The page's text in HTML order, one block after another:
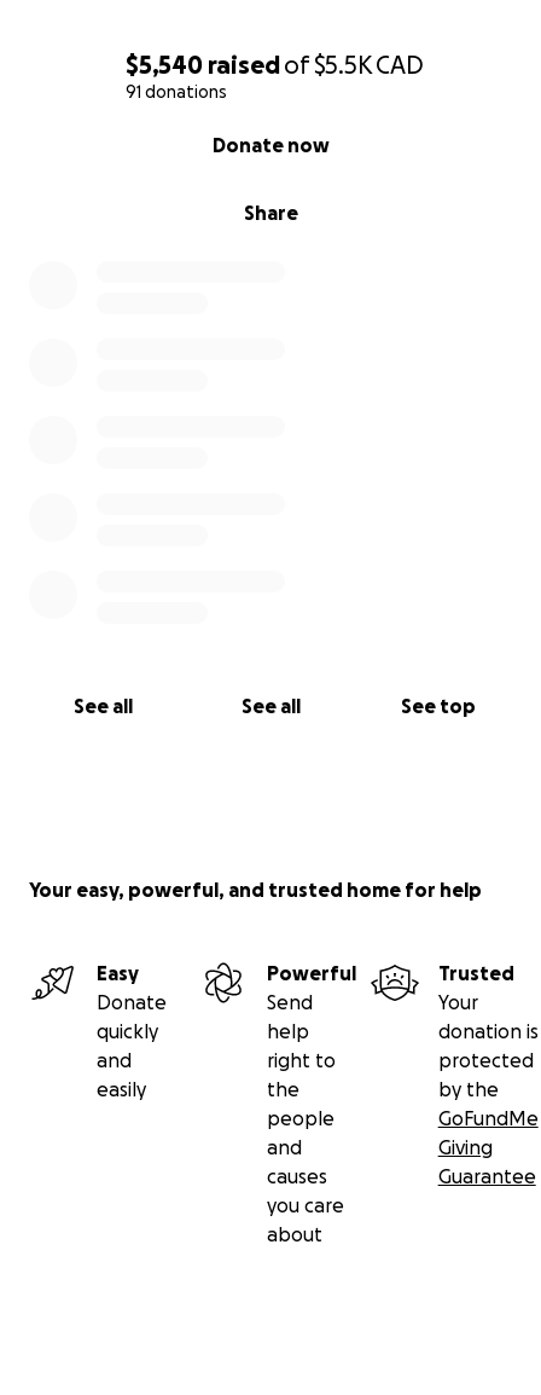
$5,540 raisedof$5.5KCAD
91 donations
Share
Donate now
See all See all See top
Your easy, powerful, and trusted home for help
Easy
Donate
quickly
and
easily
Powerful
Send
help
right to
the
people
and
causes
you care
about
Trusted
Your
donation is
protected
by the
GoFundMe
Giving
Guarantee